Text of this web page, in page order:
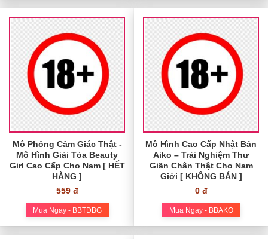
Mô Phỏng Cảm Giác Thật -
Mô Hình Giải Tỏa Beauty
Girl Cao Cấp Cho Nam [ HẾT
HÀNG ]
559 đ
Mua Ngay - BBTDBG
Mô Hình Cao Cấp Nhật Bản
Aiko – Trải Nghiệm Thư
Giãn Chân Thật Cho Nam
Giới [ KHÔNG BÁN ]
0 đ
Mua Ngay - BBAKO